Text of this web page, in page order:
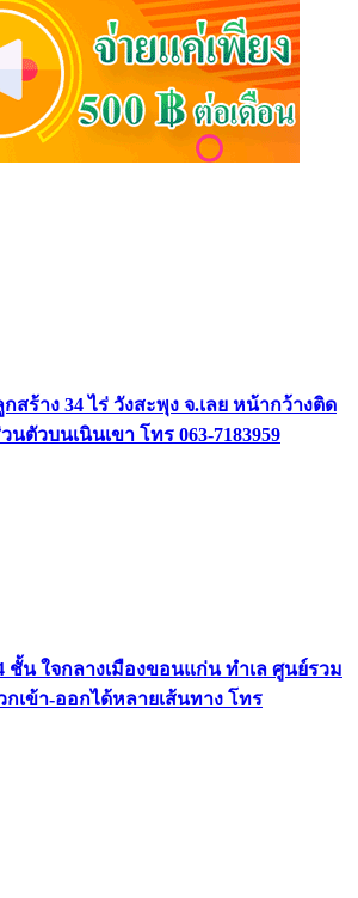
ร้าง 34 ไร่ วังสะพุง จ.เลย หน้ากว้างติด
วบนเนินเขา โทร 063-7183959
น ใจกลางเมืองขอนแก่น ทำเล ศูนย์รวม
เข้า-ออกได้หลายเส้นทาง โทร